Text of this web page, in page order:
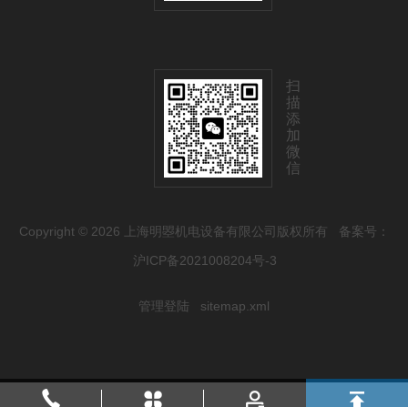
扫
描
添
加
微
信
Copyright © 2026 上海明曌机电设备有限公司版权所有 备案号：
沪ICP备2021008204号-3
管理登陆 sitemap.xml